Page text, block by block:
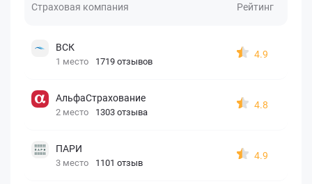
Страховая компания Рейтинг
ВСК
1 место 1719 отзывов
4.9
АльфаСтрахование
2 место 1303 отзыва
4.8
ПАРИ
3 место 1101 отзыв
4.9